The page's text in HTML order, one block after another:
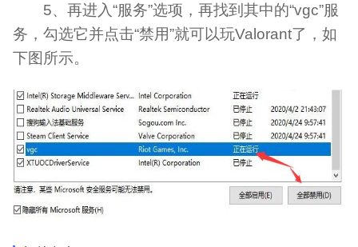
5、再进入“服务”选项，再找到其中的“vgc”服
务，勾选它并点击“禁用”就可以玩Valorant了，如
下图所示。